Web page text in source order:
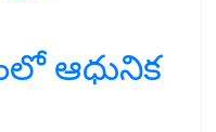
ఆధునిక